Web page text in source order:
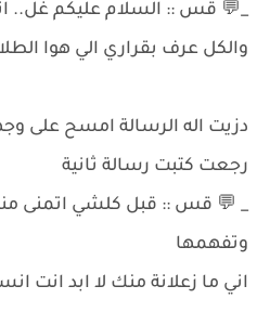
_💬 قس :: السلام عليكم غل..
والكل عرف بقراري الي هوا
دزيت اله الرسالة امسح على
رجعت كتبت رسالة ثانية
_ 💬 قس :: قبل كلشي اتمنى
وتفهمها
اني ما زعلانة منك لا ابد انت